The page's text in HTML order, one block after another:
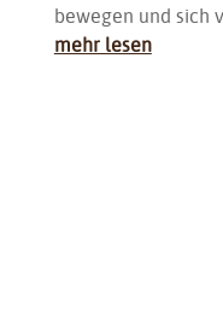
bewegen und sich
mehr lesen